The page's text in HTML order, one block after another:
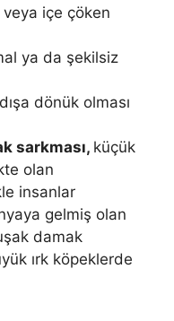
içe çöken
ya da şekilsiz
dönük olması
sarkması, küçük
olan
insanlar
gelmiş olan
damak
ırk köpeklerde